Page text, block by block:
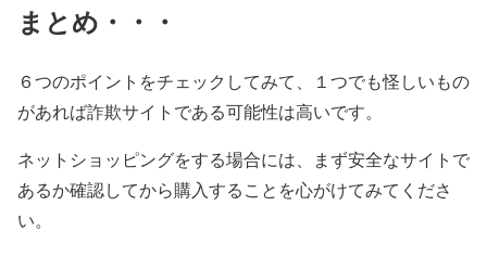
まとめ・・・
６つのポイントをチェックしてみて、１つでも怪しいもの
があれば詐欺サイトである可能性は高いです。
ネットショッピングをする場合には、まず安全なサイトで
あるか確認してから購入することを心がけてみてくださ
い。